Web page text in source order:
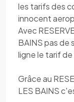
les tarifs des
innocent
Avec
BAINS pas de
ligne le tarif
Grâce au
LES BAINS